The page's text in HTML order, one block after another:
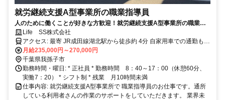
就労継続支援A型事業所の職業指導員
人のために働くことが好きな方歓迎！就労継続支援A型事業所の職業指
導員Life SS株式会社
アクセス: 最寄 JR成田線湖北駅から徒歩約 4分 自家用車での通勤も可
（駐車場はご自身で用意してください。）
月給235,000円～270,000円
千葉県我孫子市
勤務時間・曜日: * 正社員 * 勤務時間 8：40～17：00（休憩60分、
実働7：20） * シフト制 * 残業 月10時間未満
仕事内容: 就労継続支援A型事業所で 職業指導員のお仕事です。 ​通所
している利用者さんの作業のサポートをしていただきます。 業界未